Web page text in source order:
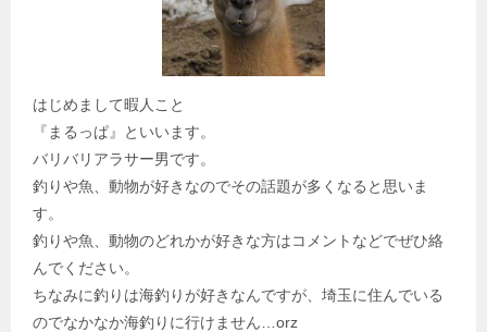
はじめまして暇人こと
『まるっぱ』といいます。
バリバリアラサー男です。
釣りや魚、動物が好きなのでその話題が多くなると思いま
す。
釣りや魚、動物のどれかが好きな方はコメントなどでぜひ絡
んでください。
ちなみに釣りは海釣りが好きなんですが、埼玉に住んでいる
のでなかなか海釣りに行けません…orz